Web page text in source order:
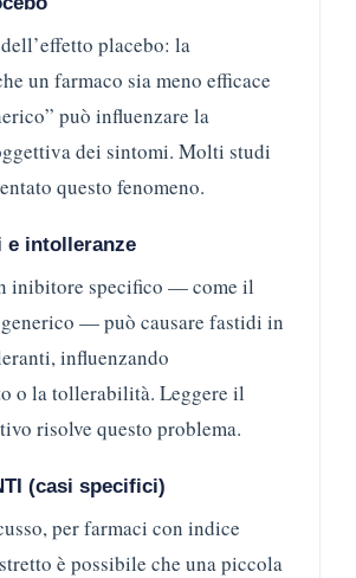
placebo: la
un farmaco sia meno efficace
può influenzare la
dei sintomi. Molti studi
questo fenomeno.
e intolleranze
inibitore specifico — come il
— può causare fastidi in
influenzando
o la tollerabilità. Leggere il
risolve questo problema.
(casi specifici)
per farmaci con indice
è possibile che una piccola